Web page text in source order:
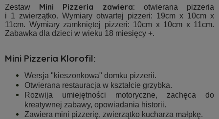
Zestaw Mini Pizzeria zawiera: otwierana pizzeria
i 1 zwierzątko. Wymiary otwartej pizzeri: 19cm x 10cm x
11cm. Wymiary zamkniętej pizzeri: 10cm x 10cm x 11cm.
Zabawka dla dzieci w wieku 18 miesięcy +.
Mini Pizzeria Klorofil:
Wersja "kieszonkowa" domku pizzerii.
Otwierana restauracja w kształcie grzybka.
Rozwija umiejętności motoryczne, zachęca do
kreatywnej zabawy, opowiadania historii.
Zawiera mini pizzerię, zwierzątko kucharza małpkę.